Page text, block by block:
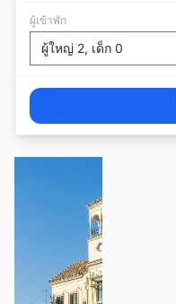
ผู้เข้าพัก